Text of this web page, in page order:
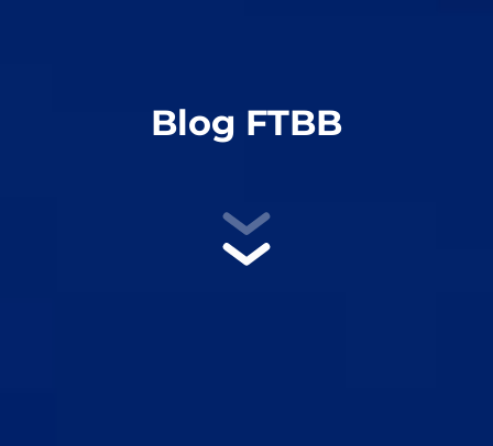
Blog FTBB